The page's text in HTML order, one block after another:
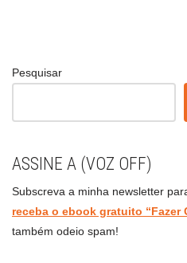
Pesquisar
ASSINE A (VOZ OFF)
Subscreva a minha newsletter
receba o ebook gratuito “Fazer
também odeio spam!